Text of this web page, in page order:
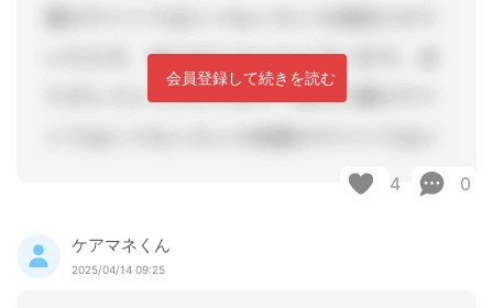
会員登録して続きを読む
4 0
ケアマネくん
2025/04/14 09:25